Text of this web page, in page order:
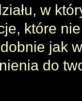
w
które
jak
do